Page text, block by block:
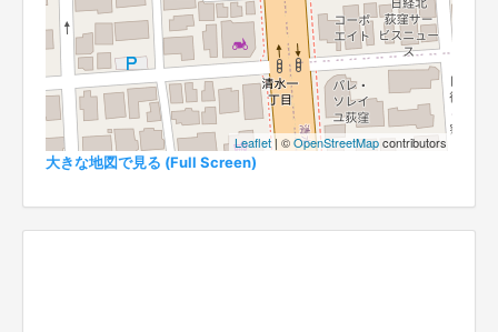
Leaflet| ©OpenStreetMapcontributors
大きな地図で見る (Full Screen)